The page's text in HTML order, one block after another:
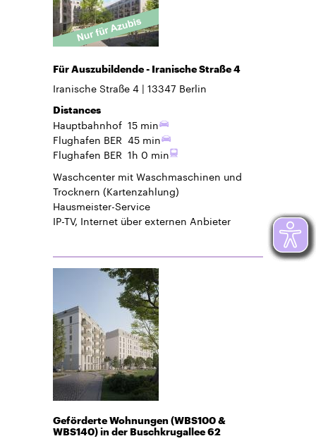
Für Auszubildende - Iranische Straße 4
Iranische Straße 4 13347 Berlin
Distances
Hauptbahnhof 15 min
Flughafen BER 45 min
Flughafen BER 1h 0 min
Waschcenter mit Waschmaschinen und
Trocknern (Kartenzahlung)
Hausmeister-Service
IP-TV, Internet über externen Anbieter
Geförderte Wohnungen (WBS100 &
WBS140) in der Buschkrugallee 62